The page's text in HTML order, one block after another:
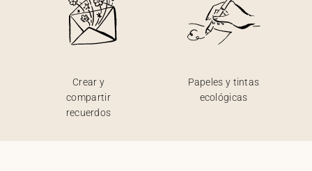
Crear y
compartir
recuerdos
Papeles y tintas
ecológicas